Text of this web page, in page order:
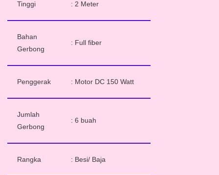
Tinggi : 2 Meter
Bahan
Gerbong
: Full fiber
Penggerak : Motor DC 150 Watt
Jumlah
Gerbong
: 6 buah
Rangka : Besi/ Baja